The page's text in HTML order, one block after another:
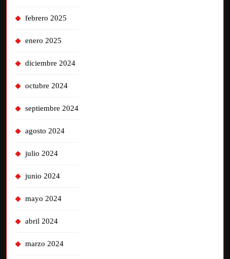
febrero 2025
enero 2025
diciembre 2024
octubre 2024
septiembre 2024
agosto 2024
julio 2024
junio 2024
mayo 2024
abril 2024
marzo 2024